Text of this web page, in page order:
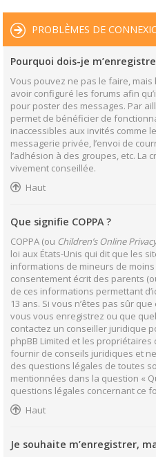
PROBLÈMES DE
Pourquoi dois-je
Vous pouvez ne pas le faire,
avoir configuré les forums afin
pour poster des messages. Par
permet de bénéficier de
inaccessibles aux invités comme
messagerie privée, l’envoi de
l’adhésion à des groupes, etc. La
vivement conseillée.
Haut
Que signifie COPPA ?
COPPA (ou Children’s Online
loi aux États-Unis qui dit que les
informations de mineurs de
consentement écrit des parents
de ces informations permettant
13 ans. Si vous n’êtes pas sûr
vous vous enregistrez ou que
contactez un conseiller juridique
phpBB Limited et les
fournir de conseils juridiques et
des questions légales de toutes
mentionnées dans la question «
questions légales concernant ce
Haut
Je souhaite m’enregistrer,